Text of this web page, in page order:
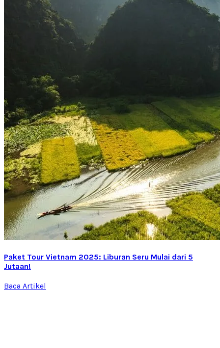
Paket Tour Vietnam 2025: Liburan Seru Mulai dari 5
Jutaan!
Baca Artikel